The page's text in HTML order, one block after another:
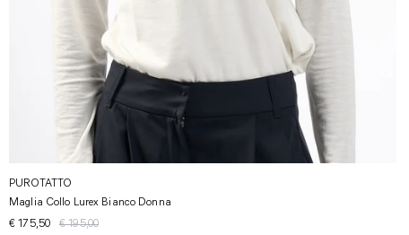
PUROTATTO
Maglia Collo Lurex Bianco Donna
€ 175,50
€ 195,00